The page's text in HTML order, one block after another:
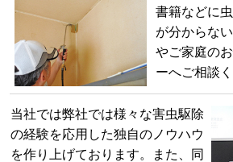
書籍などに
が分からな
やご家庭の
ーへご相談く
当社では弊社では様々な害虫駆除
の経験を応用した独自のノウハウ
を作り上げております。また、同